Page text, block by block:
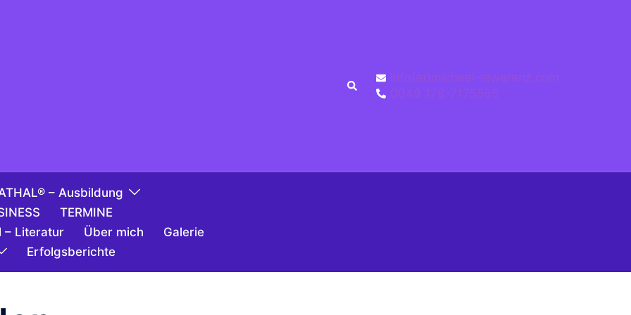
info(at)michael-lewerenz.com
0049 178-7175565
– Ausbildung
TERMINE
– Literatur
Über mich
Galerie
Erfolgsberichte